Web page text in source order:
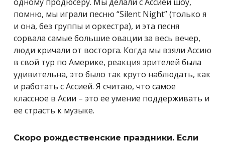
помню, мы играли песню “Silent Night” (только я
и она, без группы и оркестра), и эта песня
сорвала самые большие овации за весь вечер,
люди кричали от восторга. Когда мы взяли Ассию
в свой тур по Америке, реакция зрителей была
удивительна, это было так круто наблюдать, как
и работать с Ассией. Я считаю, что самое
классное в Асии – это ее умение поддерживать и
ее страсть к музыке.
Скоро рождественские праздники. Если